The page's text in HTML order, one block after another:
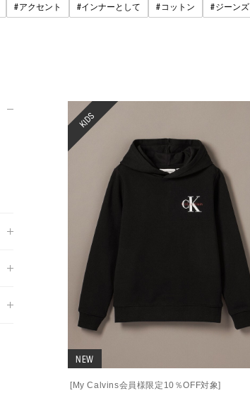
#アクセント #インナーとして #コットン #ジーンズ
KIDS
NEW
[My Calvins会員様限定10％OFF対象]